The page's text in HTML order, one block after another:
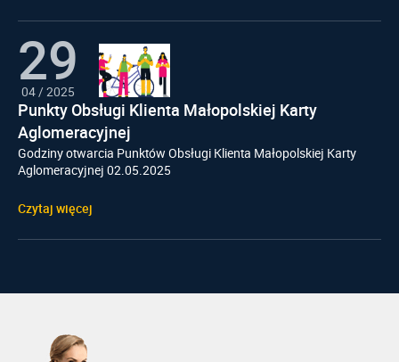
29
04/2025
Punkty Obsługi Klienta Małopolskiej Karty
Aglomeracyjnej
Godziny otwarcia Punktów Obsługi Klienta Małopolskiej Karty
Aglomeracyjnej 02.05.2025
Czytaj więcej